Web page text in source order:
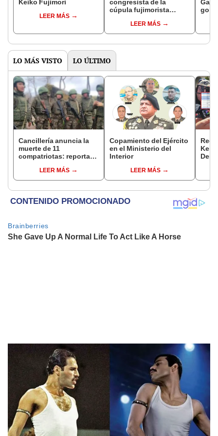
Keiko Fujimori
LEER MÁS
congresista de la
cúpula fujimorista
del SenadoLEER MÁS
LO MÁS VISTO LO ÚLTIMO
Cancillería anuncia la
muerte de 11
compatriotas: reportan
capturados por Ucrania
LEER MÁS
Copamiento del Ejército
en el Ministerio del
Interior
LEER MÁS